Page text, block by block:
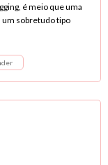
é meio que uma
um sobretudo tipo